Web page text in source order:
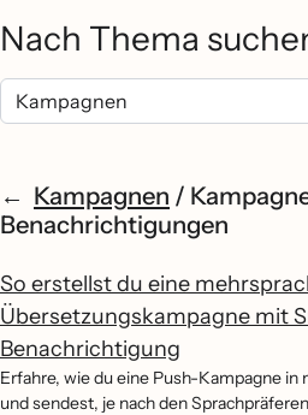
Nach Thema
Kampagnen /
Benachrichtigungen
So erstellst du eine
Übersetzungskampagne mit
Benachrichtigung
Erfahre, wie du eine Push-Kampagne
und sendest, je nach den